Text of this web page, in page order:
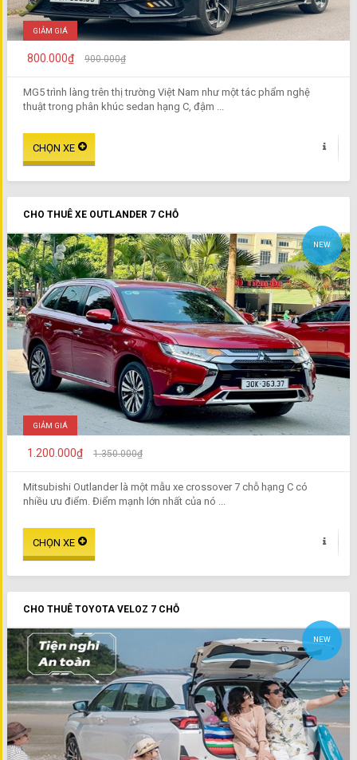
GIẢM GIÁ
800.000₫ 900.000₫
MG5 trình làng trên thị trường Việt Nam như một tác phẩm nghệ
thuật trong phân khúc sedan hạng C, đậm ...
CHO THUÊ XE OUTLANDER 7 CHỖ
NEW
GIẢM GIÁ
1.200.000₫ 1.350.000₫
Mitsubishi Outlander là một mẫu xe crossover 7 chỗ hạng C có
nhiều ưu điểm. Điểm mạnh lớn nhất của nó ...
CHO THUÊ TOYOTA VELOZ 7 CHỖ
NEW